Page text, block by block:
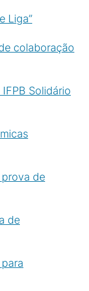
Liga”
colaboração
Solidário
prova de
de